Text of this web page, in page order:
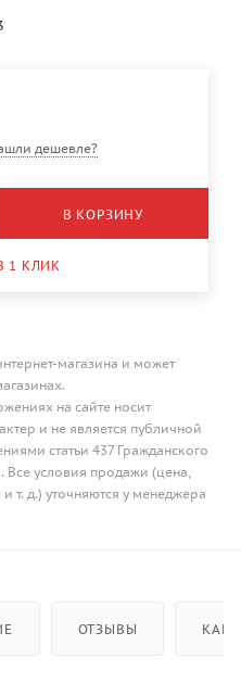
дешевле?
В КОРЗИНУ
1 КЛИК
магазина и может
на сайте носит
и не является публичной
статьи 437 Гражданского
Все условия продажи (цена,
т. д.) уточняются у менеджера
ОТЗЫВЫ КАК